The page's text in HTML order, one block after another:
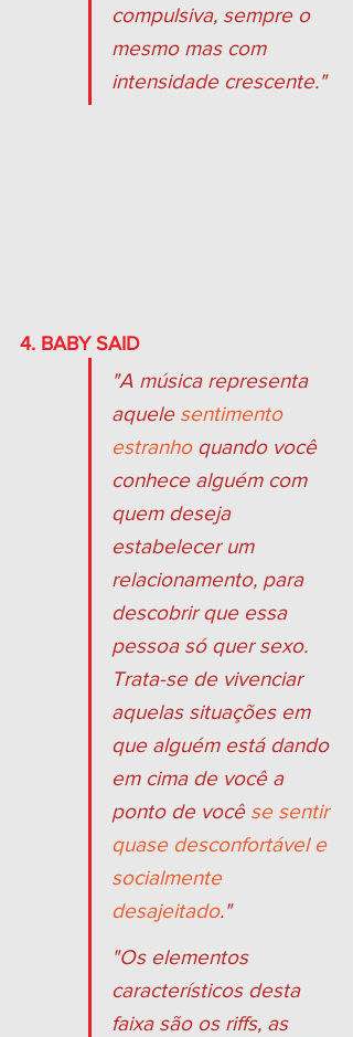
compulsiva, sempre o
mesmo mas com
intensidade crescente."
4. BABY SAID
"A música representa
aquele sentimento
estranho quando você
conhece alguém com
quem deseja
estabelecer um
relacionamento, para
descobrir que essa
pessoa só quer sexo.
Trata-se de vivenciar
aquelas situações em
que alguém está dando
em cima de você a
ponto de você se sentir
quase desconfortável e
socialmente
desajeitado."
"Os elementos
característicos desta
faixa são os riffs, as